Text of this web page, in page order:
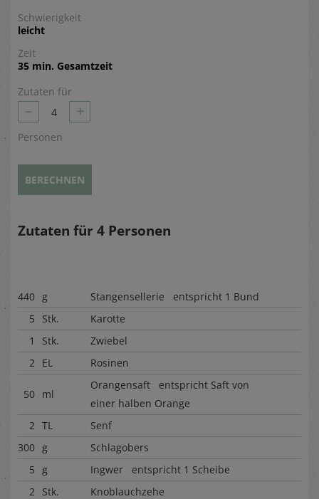
Schwierigkeit
leicht
Zeit
35 min. Gesamtzeit
Zutaten für
– 4 +
Personen
BERECHNEN
Zutaten für 4 Personen
440 g
Stangensellerie entspricht 1 Bund
5
Stk.
Karotte
1
Stk.
Zwiebel
2 EL Rosinen
50 ml
Orangensaft entspricht Saft von
einer halben Orange
2 TL
Senf
300 g
Schlagobers
5 g
Ingwer entspricht 1 Scheibe
2 Stk.
Knoblauchzehe